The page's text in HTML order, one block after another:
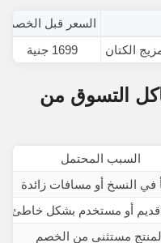
السعر قبل الخصم
الكتان
1699 جنية
التسوق من
السبب المحتمل
في النسخ أو مسافات زائدة
قديم أو مستخدم بشكل خاطئ
مستثنى من الخصم